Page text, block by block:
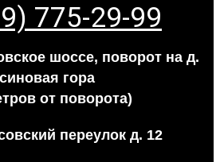
775-29-99
шоссе, поворот на д.
гора
от поворота)
переулок д. 12